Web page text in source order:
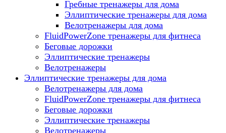
Гребные тренажеры для дома
Эллиптические тренажеры для дома
Велотренажеры для дома
FluidPowerZone тренажеры для фитнеса
Беговые дорожки
Эллиптические тренажеры
Велотренажеры
Эллиптические тренажеры для дома
Велотренажеры для дома
FluidPowerZone тренажеры для фитнеса
Беговые дорожки
Эллиптические тренажеры
Велотренажеры